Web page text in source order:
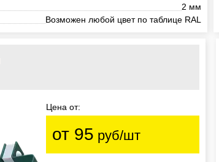
2 мм
Возможен любой цвет по таблице RAL
Цена от:
от 95 руб/шт